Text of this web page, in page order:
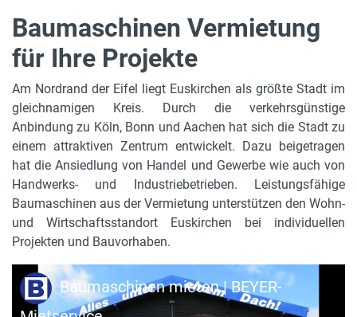
Baumaschinen Vermietung
für Ihre Projekte
Am Nordrand der Eifel liegt Euskirchen als größte Stadt im
gleichnamigen Kreis. Durch die verkehrsgünstige
Anbindung zu Köln, Bonn und Aachen hat sich die Stadt zu
einem attraktiven Zentrum entwickelt. Dazu beigetragen
hat die Ansiedlung von Handel und Gewerbe wie auch von
Handwerks- und Industriebetrieben. Leistungsfähige
Baumaschinen aus der Vermietung unterstützen den Wohn-
und Wirtschaftsstandort Euskirchen bei individuellen
Projekten und Bauvorhaben.
Baumaschinen mieten | BEYER-